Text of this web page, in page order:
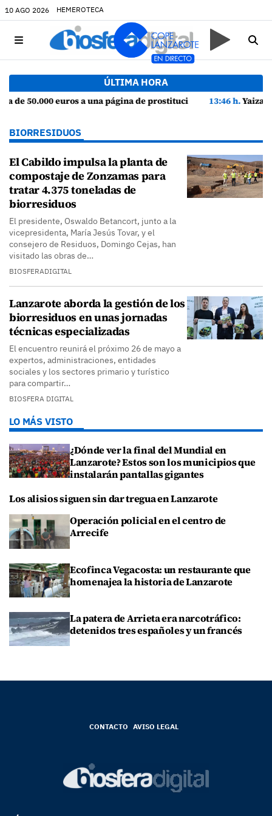
10 AGO 2026 HEMEROTECA
ÚLTIMA HORA
que operaba en Canarias
13:46 h.Yaiza asfalta esta semana el primer tramo en obras de la Avenida
BIORRESIDUOS
El Cabildo impulsa la planta de
compostaje de Zonzamas para
tratar 4.375 toneladas de
biorresiduos
El presidente, Oswaldo Betancort, junto a la
vicepresidenta, María Jesús Tovar, y el
consejero de Residuos, Domingo Cejas, han
visitado las obras de…
BIOSFERADIGITAL
Lanzarote aborda la gestión de los
biorresiduos en unas jornadas
técnicas especializadas
El encuentro reunirá el próximo 26 de mayo a
expertos, administraciones, entidades
sociales y los sectores primario y turístico
para compartir…
BIOSFERA DIGITAL
LO MÁS VISTO
¿Dónde ver la final del Mundial en
Lanzarote? Estos son los municipios que
instalarán pantallas gigantes
Los alisios siguen sin dar tregua en Lanzarote
Operación policial en el centro de
Arrecife
Ecofinca Vegacosta: un restaurante que
homenajea la historia de Lanzarote
La patera de Arrieta era narcotráfico:
detenidos tres españoles y un francés
CONTACTO AVISO LEGAL